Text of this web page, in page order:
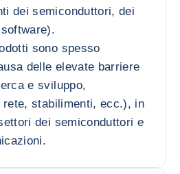
dei semiconduttori, dei
sono spesso
delle elevate barriere
e sviluppo,
rete, stabilimenti, ecc.), in
dei semiconduttori e